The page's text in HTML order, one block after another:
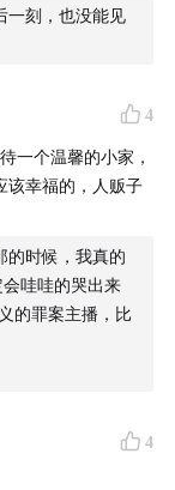
呼，有点ptsd了，
望小朋友的警惕
一刻，也没能见
4
一个温馨的小家，
该幸福的，人贩子
的时候，我真的
哇哇的哭出来
的罪案主播，比
4